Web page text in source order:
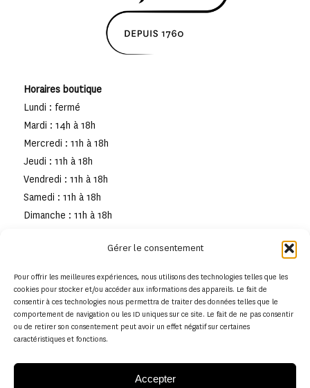
Gérer le consentement
Pour offrir les meilleures expériences, nous utilisons des technologies telles que les
cookies pour stocker et/ou accéder aux informations des appareils. Le fait de
consentir à ces technologies nous permettra de traiter des données telles que le
comportement de navigation ou les ID uniques sur ce site. Le fait de ne pas consentir
ou de retirer son consentement peut avoir un effet négatif sur certaines
caractéristiques et fonctions.
Accepter
Horaires boutique
Lundi : fermé
Mardi : 14h à 18h
Mercredi : 11h à 18h
Jeudi : 11h à 18h
Vendredi : 11h à 18h
Samedi : 11h à 18h
Dimanche : 11h à 18h